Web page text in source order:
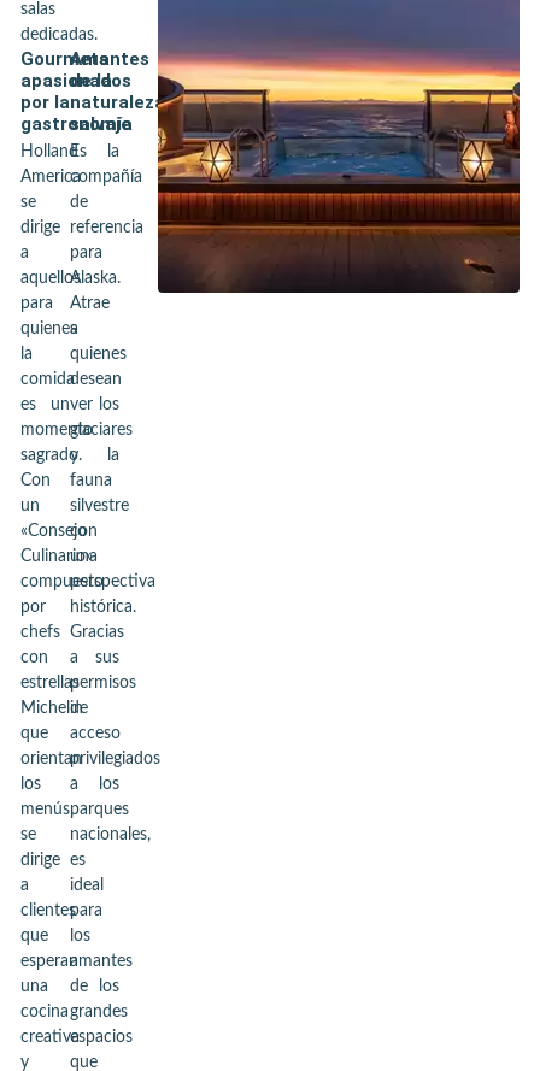
salas
dedicadas.
Gourmets
apasionados
por la
gastronomía
Holland
America
se
dirige
a
aquellos
para
quienes
la
comida
es un
momento
sagrado.
Con
un
«Consejo
Culinario»
compuesto
por
chefs
con
estrellas
Michelin
que
orientan
los
menús,
se
dirige
a
clientes
que
esperan
una
cocina
creativa
y
Amantes
de la
naturaleza
salvaje
Es la
compañía
de
referencia
para
Alaska.
Atrae
a
quienes
desean
ver los
glaciares
y la
fauna
silvestre
con
una
perspectiva
histórica.
Gracias
a sus
permisos
de
acceso
privilegiados
a los
parques
nacionales,
es
ideal
para
los
amantes
de los
grandes
espacios
que